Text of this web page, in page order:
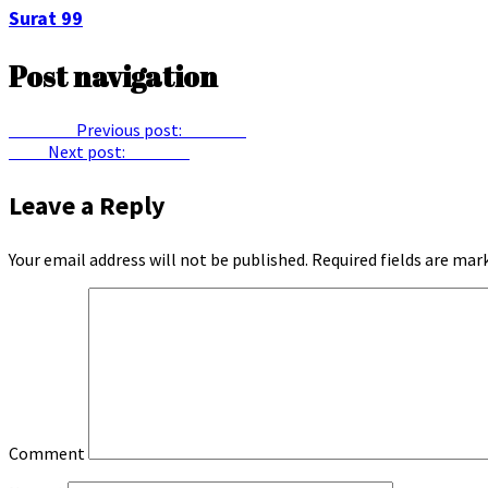
Surat 99
Post navigation
Previous post:
Next post:
Leave a Reply
Your email address will not be published. Required fields are
Comment